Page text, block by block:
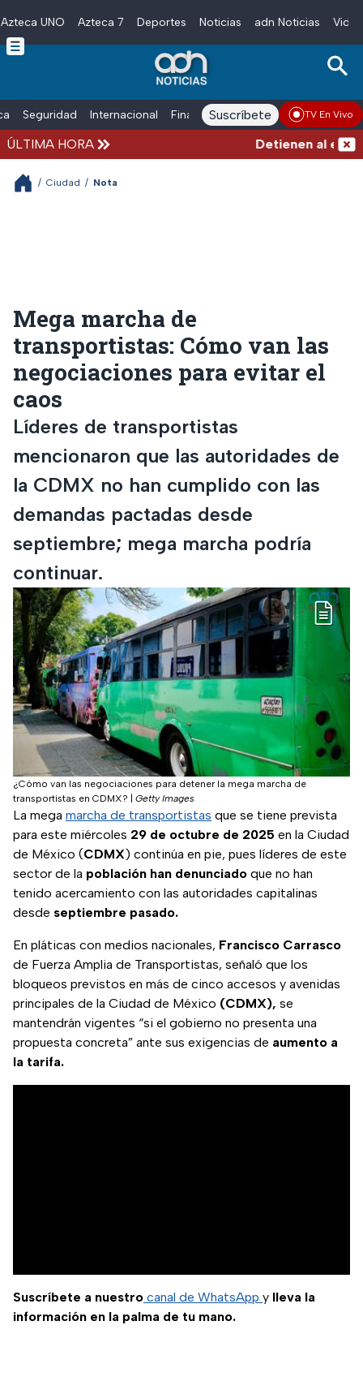
Skip to main content
Azteca UNO Azteca 7 Deportes Noticias adn Noticias
Seguridad Internacional Finanzas adn Noticias Radio
Suscríbete TV En Vivo
ÚLTIMA HORA Detienen al
/ Ciudad / Nota
Mega marcha de
transportistas: Cómo van las
negociaciones para evitar el
caos
Líderes de transportistas
mencionaron que las autoridades de
la CDMX no han cumplido con las
demandas pactadas desde
septiembre; mega marcha podría
continuar.
¿Cómo van las negociaciones para detener la mega marcha de
transportistas en CDMX?
Getty Images
La mega marcha de transportistas que se tiene prevista
para este miércoles 29 de octubre de 2025 en la Ciudad
de México (CDMX) continúa en pie, pues líderes de este
sector de la población han denunciado que no han
tenido acercamiento con las autoridades capitalinas
desde septiembre pasado.
En pláticas con medios nacionales, Francisco Carrasco
de Fuerza Amplia de Transportistas, señaló que los
bloqueos previstos en más de cinco accesos y avenidas
principales de la Ciudad de México (CDMX), se
mantendrán vigentes “si el gobierno no presenta una
propuesta concreta” ante sus exigencias de aumento a
la tarifa.
Suscríbete a nuestro canal de WhatsApp y lleva la
información en la palma de tu mano.